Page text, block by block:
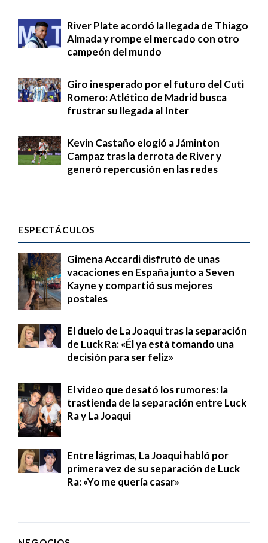
River Plate acordó la llegada de Thiago
Almada y rompe el mercado con otro
campeón del mundo
Giro inesperado por el futuro del Cuti
Romero: Atlético de Madrid busca
frustrar su llegada al Inter
Kevin Castaño elogió a Jáminton
Campaz tras la derrota de River y
generó repercusión en las redes
ESPECTÁCULOS
Gimena Accardi disfrutó de unas
vacaciones en España junto a Seven
Kayne y compartió sus mejores
postales
El duelo de La Joaqui tras la separación
de Luck Ra: «Él ya está tomando una
decisión para ser feliz»
El video que desató los rumores: la
trastienda de la separación entre Luck
Ra y La Joaqui
Entre lágrimas, La Joaqui habló por
primera vez de su separación de Luck
Ra: «Yo me quería casar»